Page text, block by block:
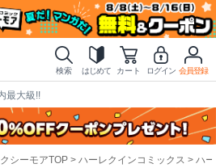
検索 はじめて カート ログイン 会員登録
最大級!!
シーモアTOP ハーレクインコミックス ハ